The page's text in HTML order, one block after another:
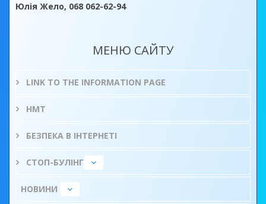
Юлія Жело, 068 062-62-94
МЕНЮ САЙТУ
LINK TO THE INFORMATION PAGE
НМТ
БЕЗПЕКА В ІНТЕРНЕТІ
СТОП-БУЛІНГ
НОВИНИ